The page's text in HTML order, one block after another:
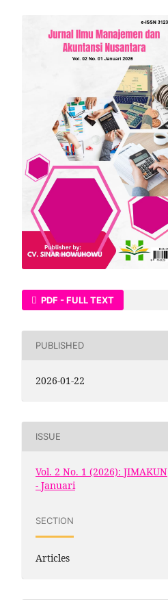
PDF - FULL TEXT
PUBLISHED
2026-01-22
ISSUE
Vol. 2 No. 1 (2026): JIMAKUN
- Januari
SECTION
Articles